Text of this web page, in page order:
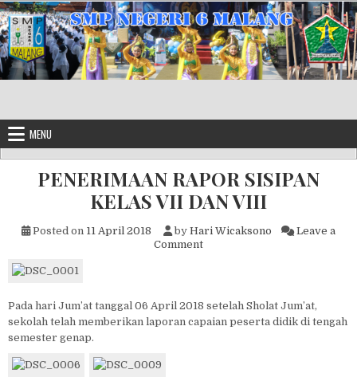
Skip to content
MENU
PENERIMAAN RAPOR SISIPAN
KELAS VII DAN VIII
Posted on 11 April 2018 by Hari Wicaksono
Leave a
Commenton PENERIMAAN RAPOR
Pada hari Jum’at tanggal 06 April 2018 setelah Sholat Jum’at,
sekolah telah memberikan laporan capaian peserta didik di tengah
semester genap.